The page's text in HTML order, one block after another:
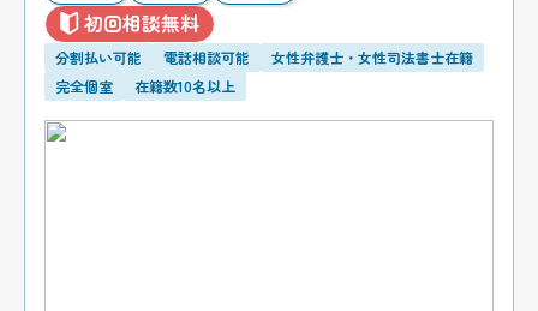
初回相談無料
分割払い可能 電話相談可能
女性弁護士・女性司法書士在籍
完全個室
在籍数10名以上